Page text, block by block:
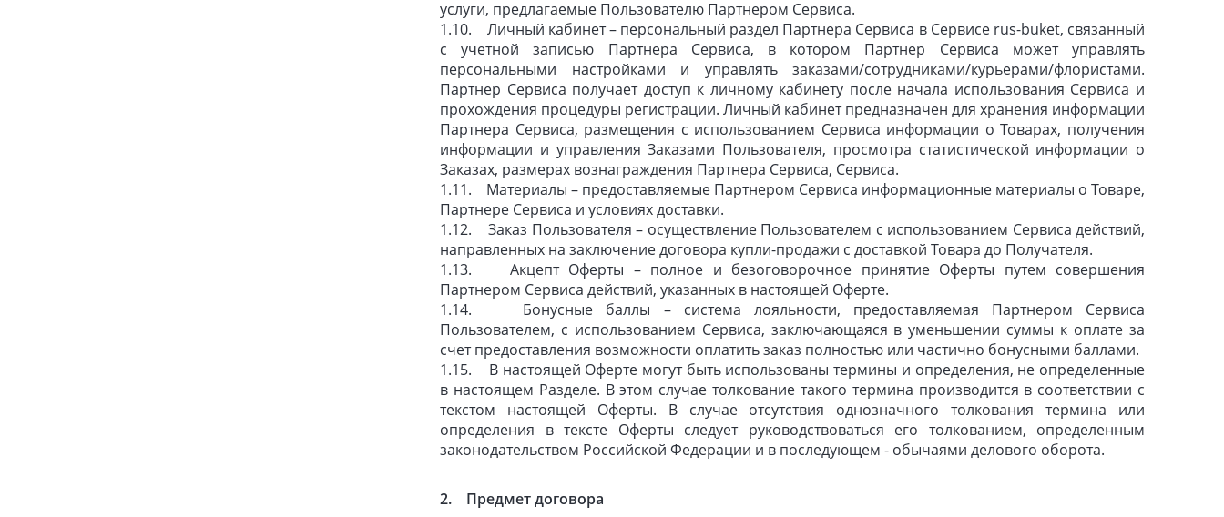
услуги, предлагаемые Пользователю Партнером Сервиса.
1.10. Личный кабинет – персональный раздел Партнера Сервиса в Сервисе rus-buket, связанный
с учетной записью Партнера Сервиса, в котором Партнер Сервиса может управлять
персональными настройками и управлять заказами/сотрудниками/курьерами/флористами.
Партнер Сервиса получает доступ к личному кабинету после начала использования Сервиса и
прохождения процедуры регистрации. Личный кабинет предназначен для хранения информации
Партнера Сервиса, размещения с использованием Сервиса информации о Товарах, получения
информации и управления Заказами Пользователя, просмотра статистической информации о
Заказах, размерах вознаграждения Партнера Сервиса, Сервиса.
1.11. Материалы – предоставляемые Партнером Сервиса информационные материалы о Товаре,
Партнере Сервиса и условиях доставки.
1.12. Заказ Пользователя – осуществление Пользователем с использованием Сервиса действий,
направленных на заключение договора купли-продажи с доставкой Товара до Получателя.
1.13. Акцепт Оферты – полное и безоговорочное принятие Оферты путем совершения
Партнером Сервиса действий, указанных в настоящей Оферте.
1.14. Бонусные баллы – система лояльности, предоставляемая Партнером Сервиса
Пользователем, с использованием Сервиса, заключающаяся в уменьшении суммы к оплате за
счет предоставления возможности оплатить заказ полностью или частично бонусными баллами.
1.15. В настоящей Оферте могут быть использованы термины и определения, не определенные
в настоящем Разделе. В этом случае толкование такого термина производится в соответствии с
текстом настоящей Оферты. В случае отсутствия однозначного толкования термина или
определения в тексте Оферты следует руководствоваться его толкованием, определенным
законодательством Российской Федерации и в последующем - обычаями делового оборота.
2. Предмет договора